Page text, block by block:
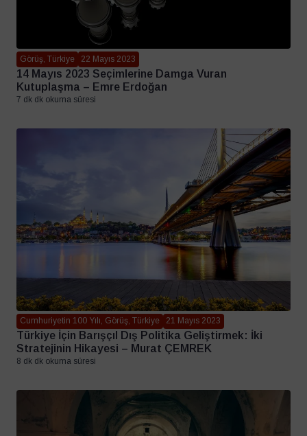
Görüş, Türkiye 22 Mayıs 2023
14 Mayıs 2023 Seçimlerine Damga Vuran
Kutuplaşma – Emre Erdoğan
7 dk dk okuma süresi
Cumhuriyetin 100 Yılı, Görüş, Türkiye 21 Mayıs 2023
Türkiye İçin Barışçıl Dış Politika Geliştirmek: İki
Stratejinin Hikayesi – Murat ÇEMREK
8 dk dk okuma süresi